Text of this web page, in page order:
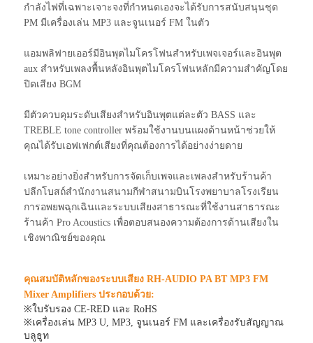
กำลังไฟที่เฉพาะเจาะจงที่กำหนดเองจะได้รับการสนับสนุนชุด
PM มีเครื่องเล่น MP3 และจูนเนอร์ FM ในตัว
แอมพลิฟายเออร์มีอินพุตไมโครโฟนสำหรับเพจเจอร์และอินพุต
aux สำหรับเพลงพื้นหลังอินพุตไมโครโฟนหลักมีความสำคัญโดย
ปิดเสียง BGM
มีตัวควบคุมระดับเสียงสำหรับอินพุตแต่ละตัว BASS และ
TREBLE tone controller พร้อมใช้งานบนแผงด้านหน้าช่วยให้
คุณได้รับเอฟเฟกต์เสียงที่คุณต้องการได้อย่างง่ายดาย
เหมาะอย่างยิ่งสำหรับการจัดเก็บเพจและเพลงสำหรับร้านค้า
ปลีกโบสถ์สำนักงานสนามกีฬาสนามบินโรงพยาบาลโรงเรียน
การอพยพฉุกเฉินและระบบเสียงสาธารณะที่ใช้งานสาธารณะ
ร้านค้า Pro Acoustics เพื่อตอบสนองความต้องการด้านเสียงใน
เชิงพาณิชย์ของคุณ
คุณสมบัติหลักของระบบเสียง RH-AUDIO PA BT MP3 FM
Mixer Amplifiers ประกอบด้วย:
※ใบรับรอง CE-RED และ RoHS
※เครื่องเล่น MP3 U, MP3, จูนเนอร์ FM และเครื่องรับสัญญาณ
บลูธูท